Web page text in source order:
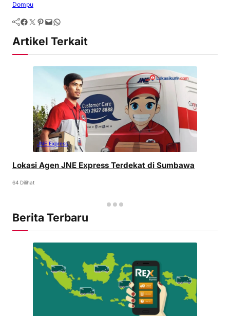
Dompu
Artikel Terkait
JNE Express
Lokasi Agen JNE Express Terdekat di Sumbawa
64 Dilihat
Berita Terbaru